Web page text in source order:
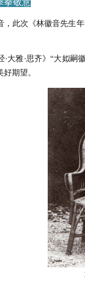
拳敬意
，此次《林徽音先生
·大雅·思齐》“大姒嗣
期望。